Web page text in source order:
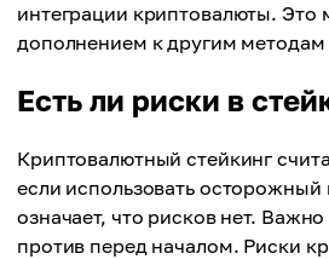
интеграции криптовалюты.
дополнением к другим методам
Есть ли риски в
Криптовалютный стейкинг
если использовать
означает, что рисков нет. Важно
против перед началом. Риски